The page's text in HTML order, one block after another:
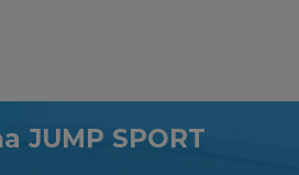
JUMP SPORT